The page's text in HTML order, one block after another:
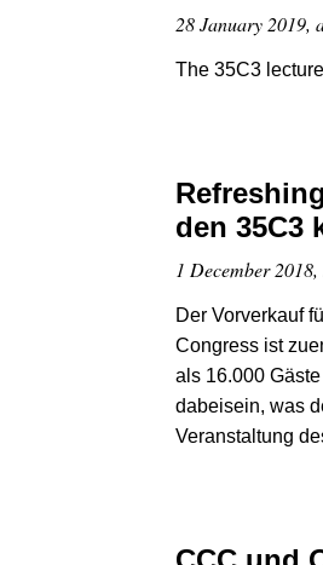
28 January 2019,
The 35C3
den 35C3
1 December 2018,
Der Vorverkauf
Congress ist
als 16.000
dabeisein, was
Veranstaltung